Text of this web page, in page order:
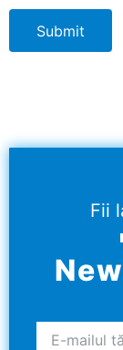
Submit
Fii